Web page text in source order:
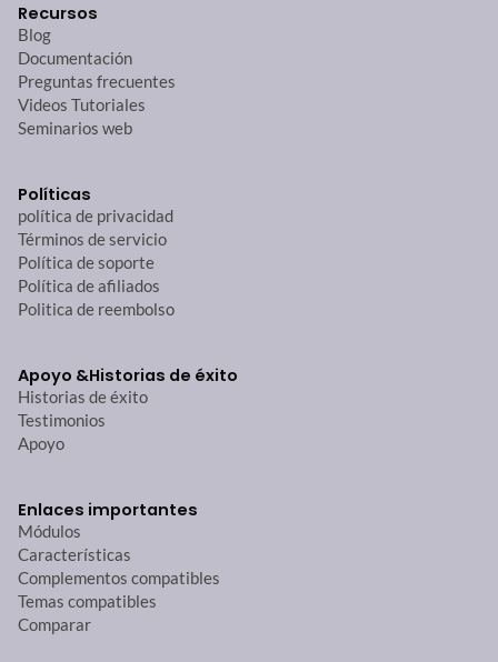
Recursos
Blog
Documentación
Preguntas frecuentes
Videos Tutoriales
Seminarios web
Políticas
política de privacidad
Términos de servicio
Política de soporte
Política de afiliados
Politica de reembolso
Apoyo &Historias de éxito
Historias de éxito
Testimonios
Apoyo
Enlaces importantes
Módulos
Características
Complementos compatibles
Temas compatibles
Comparar